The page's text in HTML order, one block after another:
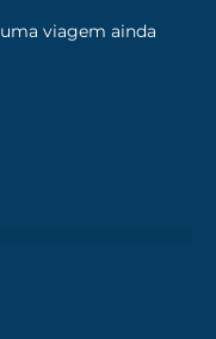
viagem ainda